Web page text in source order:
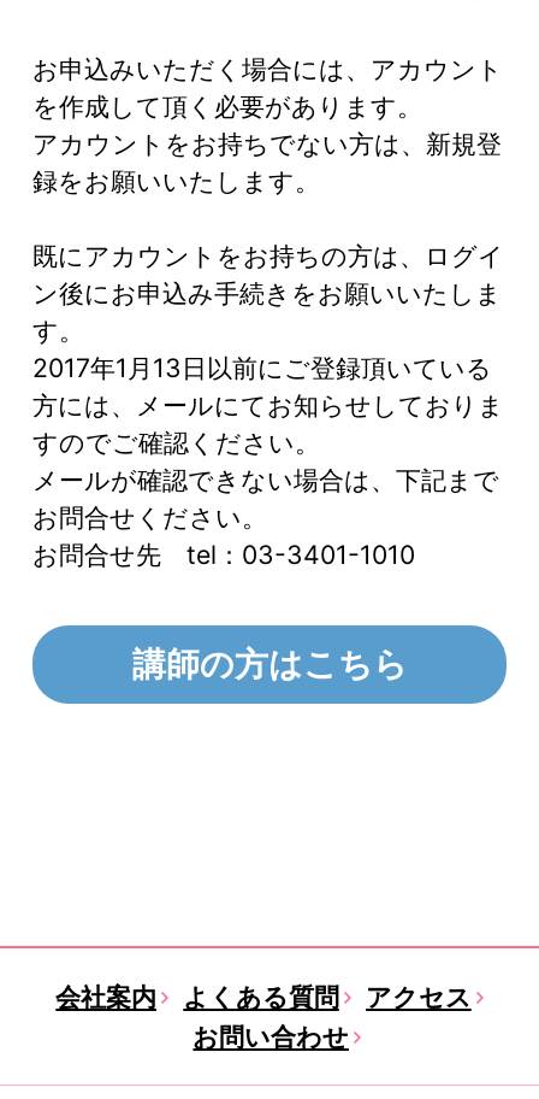
お申込みいただく場合には、アカウント
を作成して頂く必要があります。
アカウントをお持ちでない方は、新規登
録をお願いいたします。
既にアカウントをお持ちの方は、ログイ
ン後にお申込み手続きをお願いいたしま
す。
2017年1月13日以前にご登録頂いている
方には、メールにてお知らせしておりま
すのでご確認ください。
メールが確認できない場合は、下記まで
お問合せください。
お問合せ先 tel：03-3401-1010
講師の方はこちら
会社案内 よくある質問
アクセス
お問い合わせ